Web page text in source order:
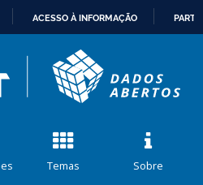
CONTEÚDO
ACESSO À INFORMAÇÃO
Temas Sobre